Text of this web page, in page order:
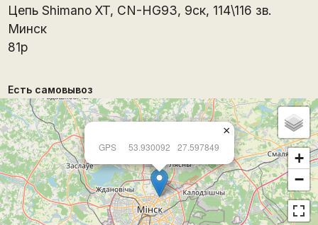
Цепь Shimano XT, CN-HG93, 9ск, 114\116 зв.
Минск
81р
Есть самовывоз
GPS 53.930092 27.597849
×
+
−